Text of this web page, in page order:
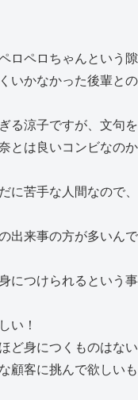
ロペロちゃんという隙
いかなかった後輩との
る涼子ですが、文句を
とは良いコンビなのか
に苦手な人間なので、
出来事の方が多いんで
につけられるという事
い！
ど身につくものはない
顧客に挑んで欲しいも